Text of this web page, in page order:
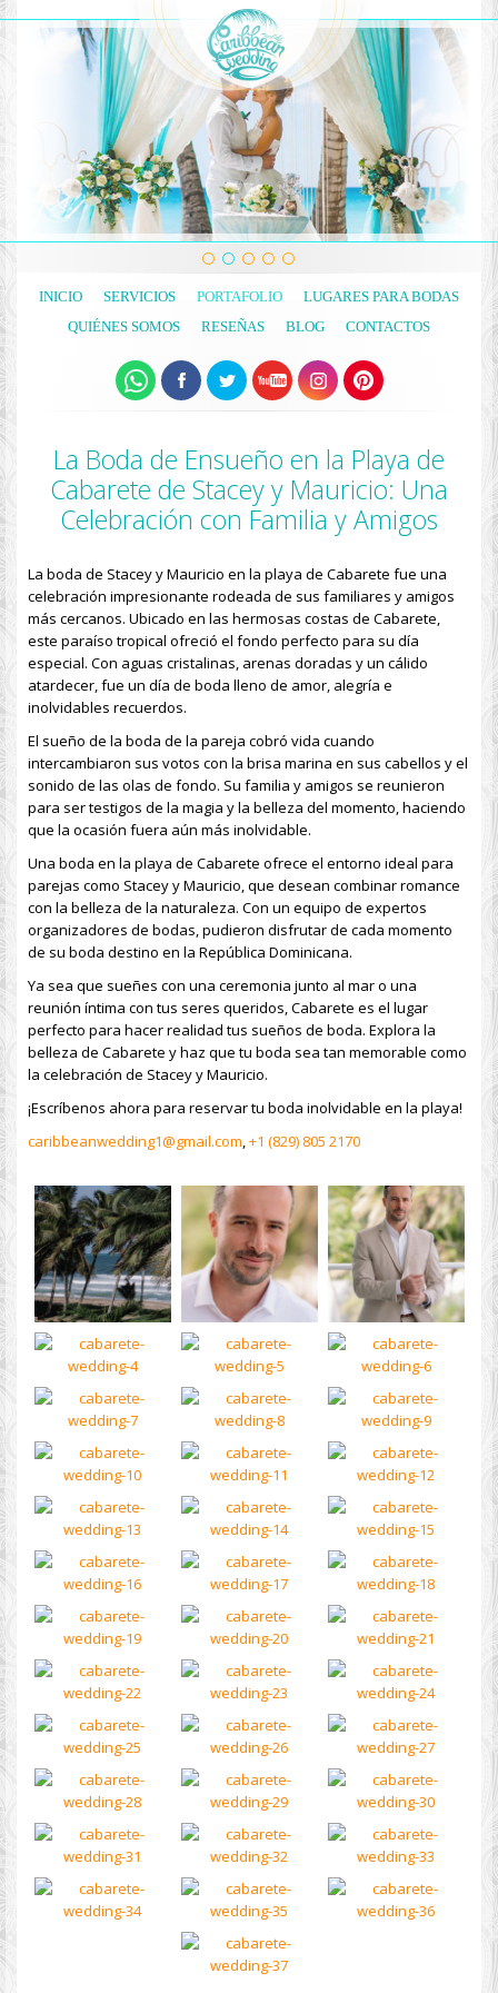
INICIO SERVICIOS PORTAFOLIO
LUGARES PARA BODAS
QUIÉNES SOMOS
RESEÑAS BLOG CONTACTOS
La Boda de Ensueño en la Playa de
Cabarete de Stacey y Mauricio: Una
Celebración con Familia y Amigos
La boda de Stacey y Mauricio en la playa de Cabarete fue una
celebración impresionante rodeada de sus familiares y amigos
más cercanos. Ubicado en las hermosas costas de Cabarete,
este paraíso tropical ofreció el fondo perfecto para su día
especial. Con aguas cristalinas, arenas doradas y un cálido
atardecer, fue un día de boda lleno de amor, alegría e
inolvidables recuerdos.
El sueño de la boda de la pareja cobró vida cuando
intercambiaron sus votos con la brisa marina en sus cabellos y el
sonido de las olas de fondo. Su familia y amigos se reunieron
para ser testigos de la magia y la belleza del momento, haciendo
que la ocasión fuera aún más inolvidable.
Una boda en la playa de Cabarete ofrece el entorno ideal para
parejas como Stacey y Mauricio, que desean combinar romance
con la belleza de la naturaleza. Con un equipo de expertos
organizadores de bodas, pudieron disfrutar de cada momento
de su boda destino en la República Dominicana.
Ya sea que sueñes con una ceremonia junto al mar o una
reunión íntima con tus seres queridos, Cabarete es el lugar
perfecto para hacer realidad tus sueños de boda. Explora la
belleza de Cabarete y haz que tu boda sea tan memorable como
la celebración de Stacey y Mauricio.
¡Escríbenos ahora para reservar tu boda inolvidable en la playa!
caribbeanwedding1@gmail.com,+1 (829) 805 2170